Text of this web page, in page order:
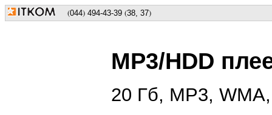
(044) 494-43-39 (38, 37)
MP3/HDD
20 Гб, MP3,